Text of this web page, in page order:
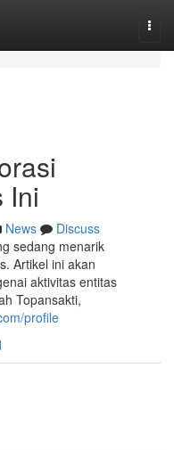
Ini
News
Discuss
sedang menarik
Artikel ini akan
aktivitas entitas
Topansakti,
profile